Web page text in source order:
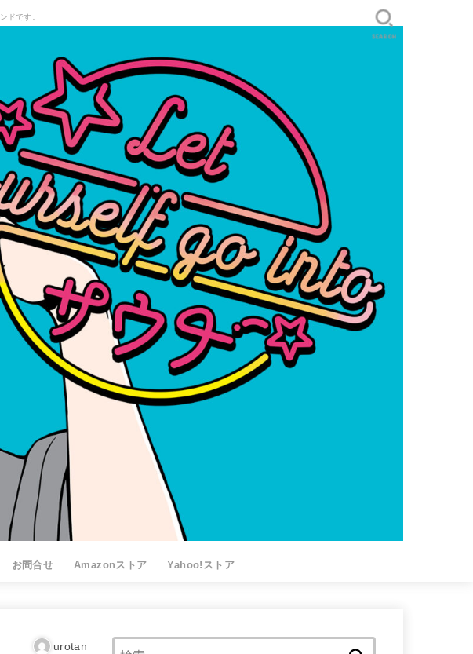
ドです。
お問合せ Amazonストア Yahoo!ストア
SEARCH
urotan